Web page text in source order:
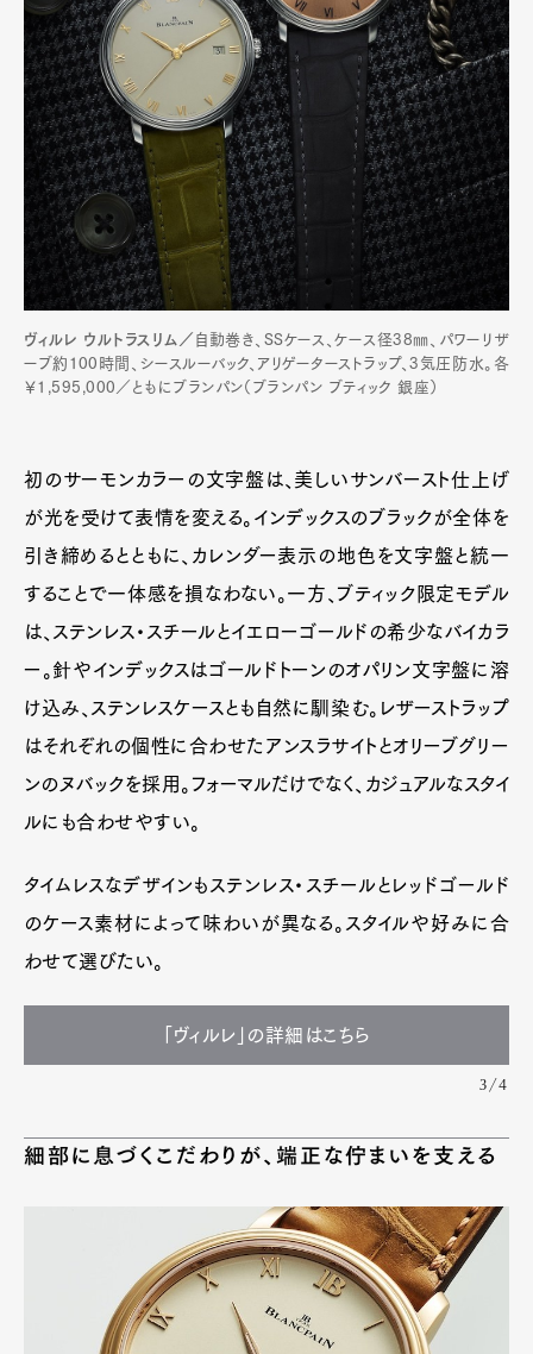
ヴィルレ ウルトラスリム／ 自動巻き、SSケース、ケース径38㎜、パワーリザ
ーブ約100時間、シースルーバック、アリゲーターストラップ、3気圧防水。各
￥1,595,000／ともにブランパン（ブランパン ブティック 銀座）
初のサーモンカラーの文字盤は、美しいサンバースト仕上げ
が光を受けて表情を変える。インデックスのブラックが全体を
引き締めるとともに、カレンダー表示の地色を文字盤と統一
することで一体感を損なわない。一方、ブティック限定モデル
は、ステンレス・スチールとイエローゴールドの希少なバイカラ
ー。針やインデックスはゴールドトーンのオパリン文字盤に溶
け込み、ステンレスケースとも自然に馴染む。レザーストラップ
はそれぞれの個性に合わせたアンスラサイトとオリーブグリー
ンのヌバックを採用。フォーマルだけでなく、カジュアルなスタイ
ルにも合わせやすい。
タイムレスなデザインもステンレス・スチールとレッドゴールド
のケース素材によって味わいが異なる。スタイルや好みに合
わせて選びたい。
「ヴィルレ」の詳細はこちら
3/4
細部に息づくこだわりが、端正な佇まいを支える